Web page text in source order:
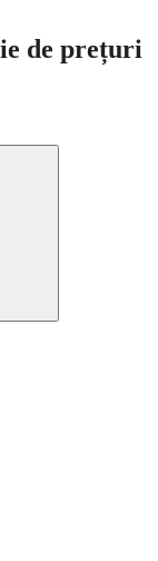
de prețuri